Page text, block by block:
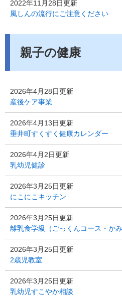
2022年11月28日更新
風しんの流行にご注意ください
親子の健康
2026年4月28日更新
産後ケア事業
2026年4月13日更新
垂井町すくすく健康カレンダー
2026年4月2日更新
乳幼児健診
2026年3月25日更新
にこにこキッチン
2026年3月25日更新
離乳食学級（ごっくんコース・かみ
2026年3月25日更新
2歳児教室
2026年3月25日更新
乳幼児すこやか相談